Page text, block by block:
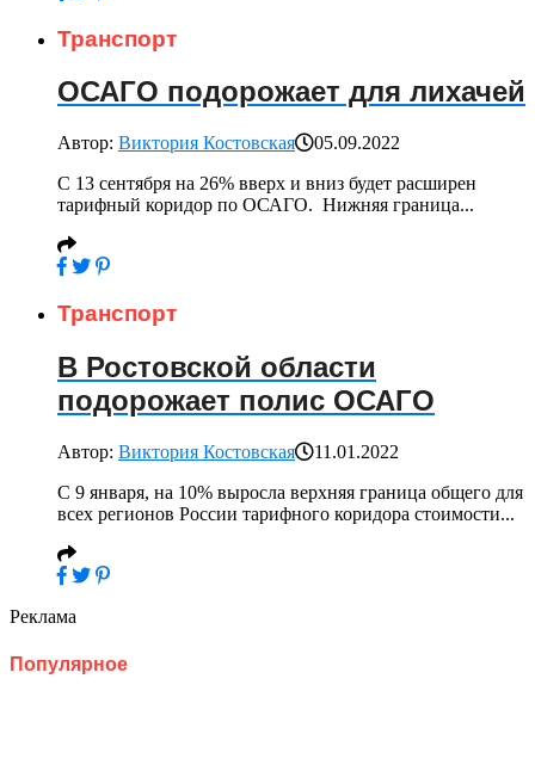
Транспорт
ОСАГО подорожает для лихачей
Автор: Виктория Костовская
05.09.2022
С 13 сентября на 26% вверх и вниз будет расширен
тарифный коридор по ОСАГО. Нижняя граница...
Транспорт
В Ростовской области
подорожает полис ОСАГО
Автор: Виктория Костовская
11.01.2022
С 9 января, на 10% выросла верхняя граница общего для
всех регионов России тарифного коридора стоимости...
Реклама
Популярное